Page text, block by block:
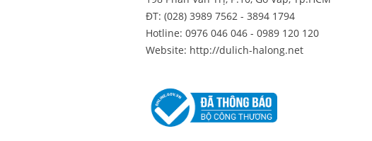
ĐT: (028) 3989 7562 - 3894 1794
Hotline: 0976 046 046 - 0989 120 120
Website: http://dulich-halong.net